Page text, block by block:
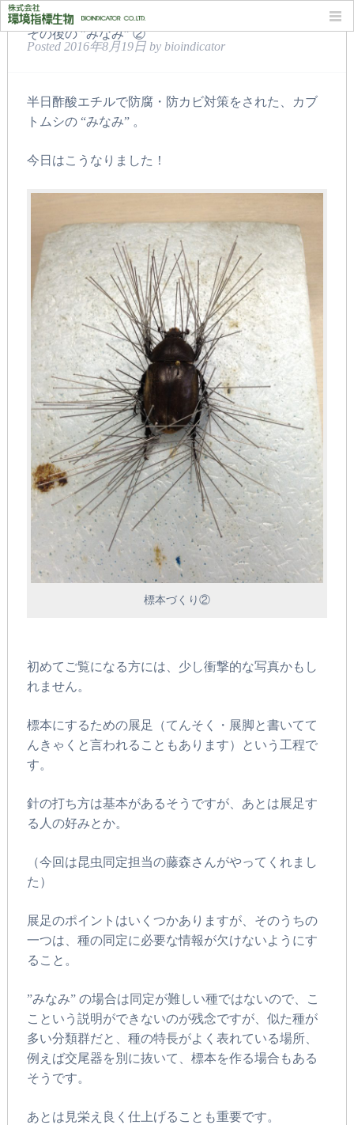
その後の ”みなみ” ②
Posted 2016年8月19日 by bioindicator
半日酢酸エチルで防腐・防カビ対策をされた、カブ
トムシの “みなみ” 。
今日はこうなりました！
標本づくり②
初めてご覧になる方には、少し衝撃的な写真かもし
れません。
標本にするための展足（てんそく・展脚と書いてて
んきゃくと言われることもあります）という工程で
す。
針の打ち方は基本があるそうですが、あとは展足す
る人の好みとか。
（今回は昆虫同定担当の藤森さんがやってくれまし
た）
展足のポイントはいくつかありますが、そのうちの
一つは、種の同定に必要な情報が欠けないようにす
ること。
”みなみ” の場合は同定が難しい種ではないので、こ
こという説明ができないのが残念ですが、似た種が
多い分類群だと、種の特長がよく表れている場所、
例えば交尾器を別に抜いて、標本を作る場合もある
そうです。
あとは見栄え良く仕上げることも重要です。